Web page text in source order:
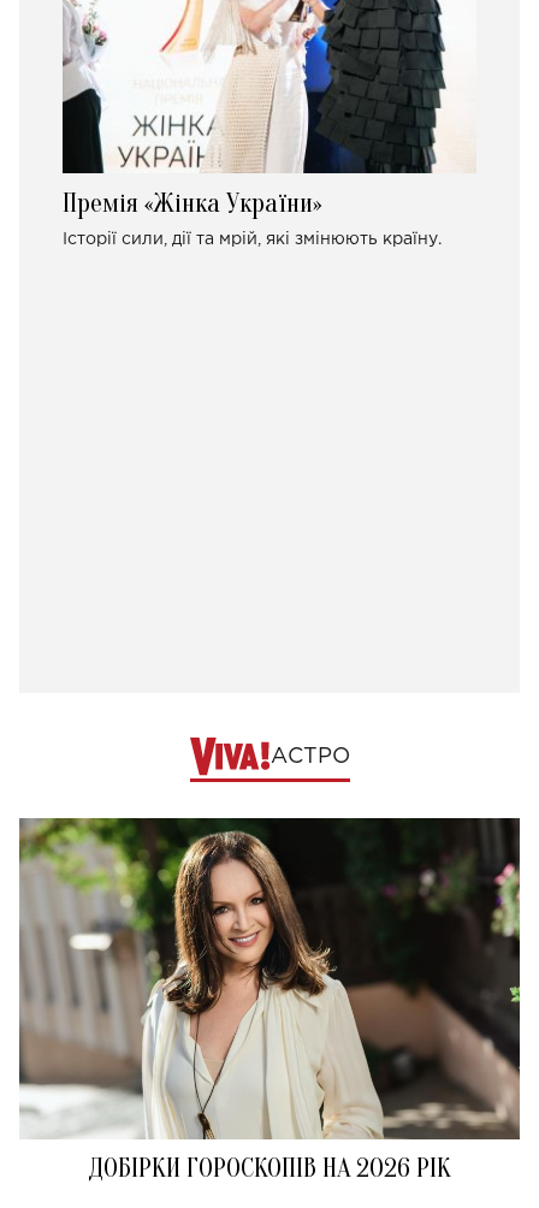
Премія «Жінка України»
Історії сили, дії та мрій, які змінюють країну.
АСТРО
ДОБІРКИ ГОРОСКОПІВ НА 2026 РІК